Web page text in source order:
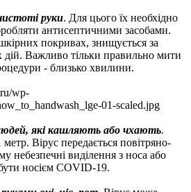
руки. Для цього їх необхідно
антисептичними засобами.
покривах, знищується за
Важливо тільки правильно мити
- близько хвилини.
wp-
01-scaled.jpg
які кашляють або чхають.
Вірус передається повітряно-
небезпечні виділення з носа або
носієм COVID-19.